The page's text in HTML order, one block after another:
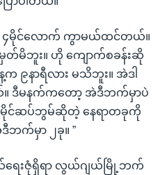
- ၄မိုင်လောက် ကွာမယ်ထင်တယ်။
မှတ်မိဘူး။ ဟို ကျောက်စခန်းဆို
က ၉နာရီလား မသိဘူး။ အဲဒါ
ဒီမနက်ကတော့ အဲဒီဘက်မှာပဲ
မိုင်ဆပ်ဘွမ်ဆိုတဲ့ နေရာတခုကို
ဘက်မှာ ၂ခု။ ”
ေးဇုံရှိရာ လွယ်ဂျယ်မြို့ဘက်